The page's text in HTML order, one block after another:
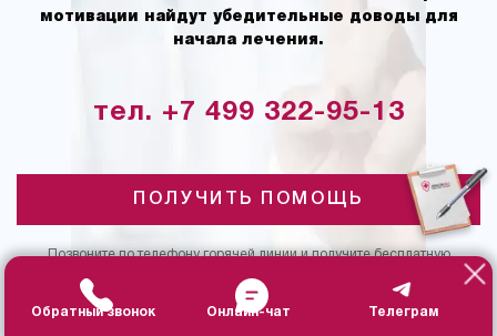
мотивации найдут убедительные доводы для
начала лечения.
тел. +7 499 322-95-13
ПОЛУЧИТЬ ПОМОЩЬ
Позвоните по телефону горячей линии и получите бесплатную
Обратный звонок Онлайн-чат Телеграм